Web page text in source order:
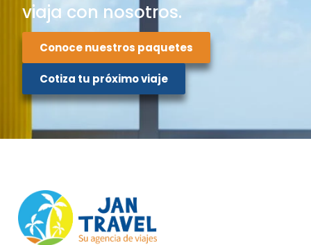
viaja con nosotros.
Conoce nuestros paquetes
Cotiza tu próximo viaje